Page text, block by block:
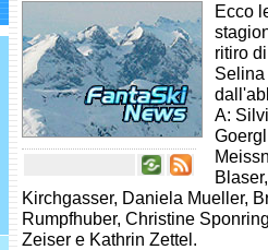
Ecco
ritiro
A:
Kirchgasser, Daniela Mueller,
Rumpfhuber, Christine
Zeiser e Kathrin Zettel.